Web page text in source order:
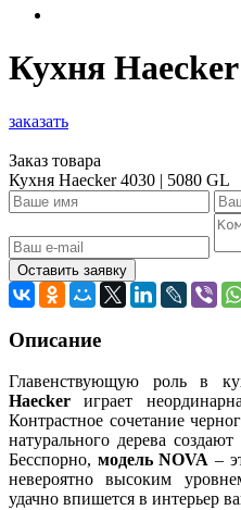
Кухня
заказать
Заказ товара
Кухня Haecker 4030 | 5080 GL
Оставить заявку
Описание
Главенствующую роль в
Haecker играет
Контрастное сочетание
натурального дерева
Бесспорно, модель NOVA –
невероятно высоким
удачно впишется в интерьер